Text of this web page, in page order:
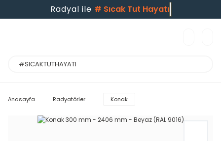
Radyal ile # Sıcak Tut Hayatı
Anasayfa Radyatörler Konak